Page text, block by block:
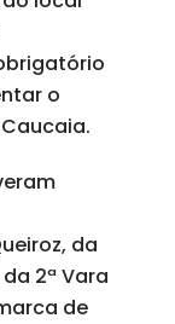
o
da
2ª Vara
de